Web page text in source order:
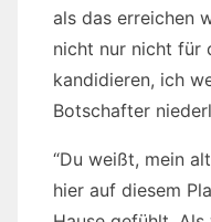
als das erreichen
nicht nur nicht für
kandidieren, ich
Botschafter
“Du weißt, mein
hier auf diesem